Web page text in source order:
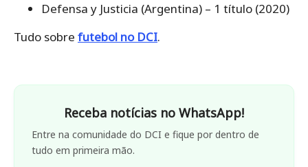
Defensa y Justicia (Argentina) – 1 título (2020)
Tudo sobre futebol no DCI.
Receba notícias no WhatsApp!
Entre na comunidade do DCI e fique por dentro de
tudo em primeira mão.